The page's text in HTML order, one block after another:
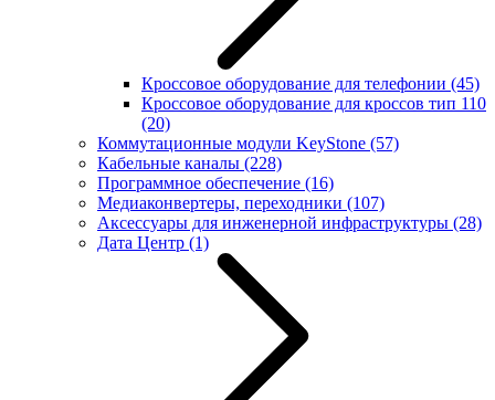
Кроссовое оборудование для телефонии (45)
Кроссовое оборудование для кроссов тип 110
(20)
Коммутационные модули KeyStone (57)
Кабельные каналы (228)
Программное обеспечение (16)
Медиаконвертеры, переходники (107)
Аксессуары для инженерной инфраструктуры (28)
Дата Центр (1)